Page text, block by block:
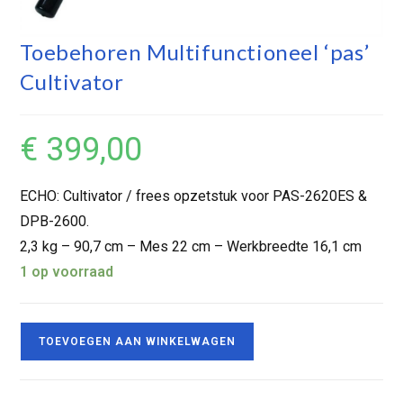
Toebehoren Multifunctioneel ‘pas’
Cultivator
€ 399,00
ECHO: Cultivator / frees opzetstuk voor PAS-2620ES &
DPB-2600.
2,3 kg – 90,7 cm – Mes 22 cm – Werkbreedte 16,1 cm
1 op voorraad
TOEVOEGEN AAN WINKELWAGEN